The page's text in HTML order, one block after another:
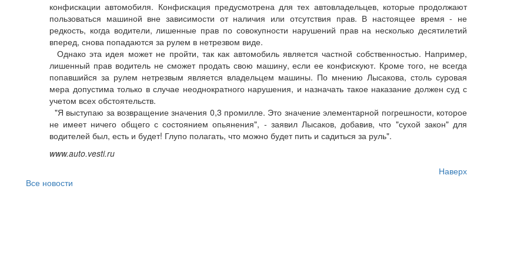
конфискации автомобиля. Конфискация предусмотрена для тех автовладельцев, которые продолжают
пользоваться машиной вне зависимости от наличия или отсутствия прав. В настоящее время - не
редкость, когда водители, лишенные прав по совокупности нарушений прав на несколько десятилетий
вперед, снова попадаются за рулем в нетрезвом виде.
Однако эта идея может не пройти, так как автомобиль является частной собственностью. Например,
лишенный прав водитель не сможет продать свою машину, если ее конфискуют. Кроме того, не всегда
попавшийся за рулем нетрезвым является владельцем машины. По мнению Лысакова, столь суровая
мера допустима только в случае неоднократного нарушения, и назначать такое наказание должен суд с
учетом всех обстоятельств.
"Я выступаю за возвращение значения 0,3 промилле. Это значение элементарной погрешности, которое
не имеет ничего общего с состоянием опьянения", - заявил Лысаков, добавив, что "сухой закон" для
водителей был, есть и будет! Глупо полагать, что можно будет пить и садиться за руль".
www.auto.vesti.ru
Наверх
Все новости